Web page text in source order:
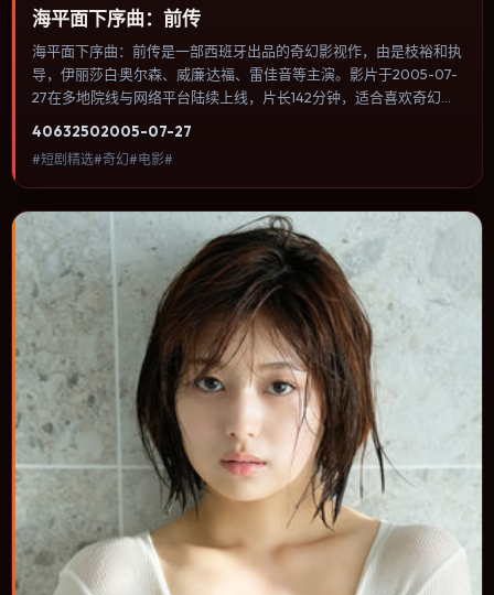
海平面下序曲：前传
海平面下序曲：前传是一部西班牙出品的奇幻影视作，由是枝裕和执
导，伊丽莎白·奥尔森、威廉·达福、雷佳音等主演。影片于2005-07-
27在多地院线与网络平台陆续上线，片长142分钟，适合喜欢奇幻类
与情节推进，节奏与视听语言统一，可作为休闲观影或类型片补片的
选择。
40632502005-07-27
#短剧精选#奇幻#电影#